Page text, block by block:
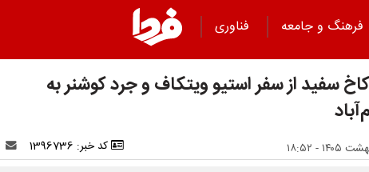
فرهنگ و جامعه
فناوری
سفید از سفر استیو ویتکاف و جرد کوشنر به
کد خبر: 1396736